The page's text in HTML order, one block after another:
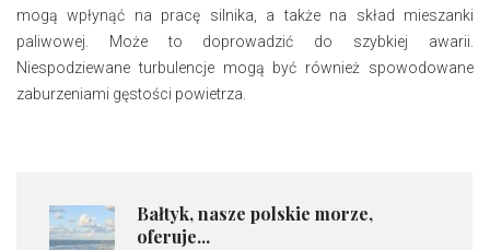
mogą wpłynąć na pracę silnika, a także na skład mieszanki
paliwowej. Może to doprowadzić do szybkiej awarii.
Niespodziewane turbulencje mogą być również spowodowane
zaburzeniami gęstości powietrza.
Bałtyk, nasze polskie morze,
oferuje...